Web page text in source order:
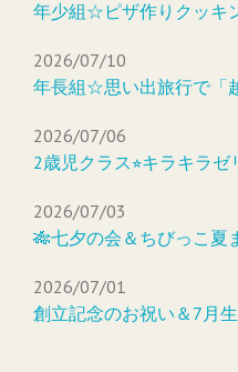
年少組☆ピザ作りクッキ
2026/07/10
年長組☆思い出旅行で「
2026/07/06
2歳児クラス⭐︎キラキラ
2026/07/03
🎋七夕の会＆ちびっこ夏
2026/07/01
創立記念のお祝い＆7月